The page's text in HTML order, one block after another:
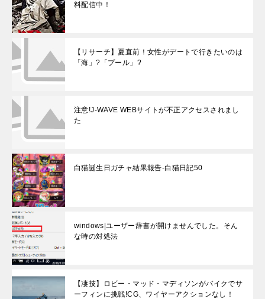
料配信中！
【リサーチ】夏直前！女性がデートで行きたいのは
「海」?「プール」?
注意!J-WAVE WEBサイトが不正アクセスされまし
た
白猫誕生日ガチャ結果報告-白猫日記50
windows|ユーザー辞書が開けませんでした。そん
な時の対処法
【凄技】ロビー・マッド・マディソンがバイクでサ
ーフィンに挑戦!CG、ワイヤーアクションなし！